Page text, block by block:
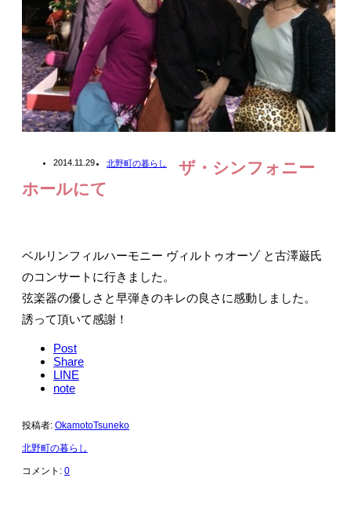
2014.11.29 北野町の暮らし
ザ・シンフォニー
ホールにて
ベルリンフィルハーモニー ヴィルトゥオーゾ と古澤巌氏
のコンサートに行きました。
弦楽器の優しさと早弾きのキレの良さに感動しました。
誘って頂いて感謝！
Post
Share
LINE
note
投稿者: OkamotoTsuneko
北野町の暮らし
コメント: 0